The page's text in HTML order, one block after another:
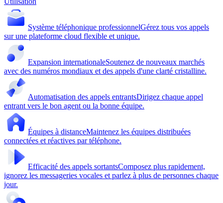
Système téléphonique professionnelGérez tous vos appels
sur une plateforme cloud flexible et unique.
Expansion internationaleSoutenez de nouveaux marchés
avec des numéros mondiaux et des appels d'une clarté cristalline.
Automatisation des appels entrantsDirigez chaque appel
entrant vers le bon agent ou la bonne équipe.
Équipes à distanceMaintenez les équipes distribuées
connectées et réactives par téléphone.
Efficacité des appels sortantsComposez plus rapidement,
ignorez les messageries vocales et parlez à plus de personnes chaque
jour.